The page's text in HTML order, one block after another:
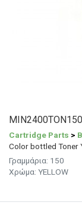
Cartridge Parts >
Color bottled Toner
Γραμμάρια: 150
Χρώμα: YELLOW